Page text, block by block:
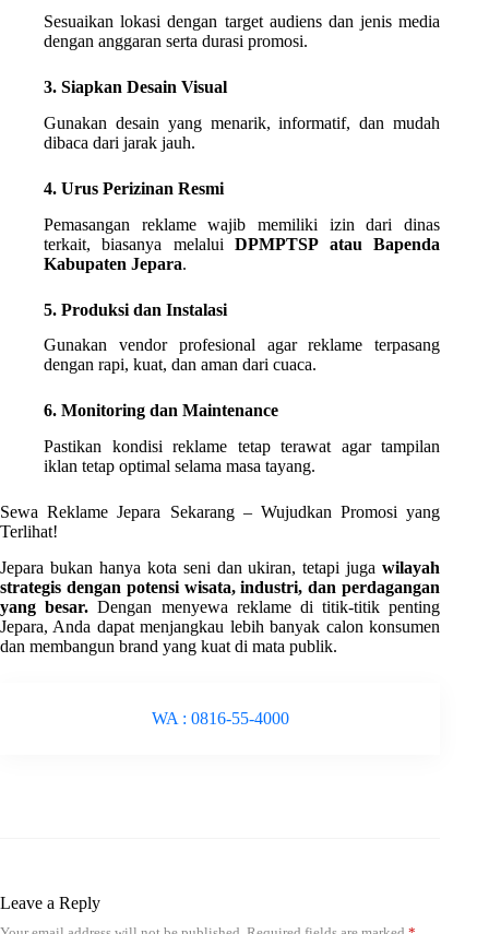
Sesuaikan lokasi dengan target audiens dan jenis media
dengan anggaran serta durasi promosi.
3. Siapkan Desain Visual
Gunakan desain yang menarik, informatif, dan mudah
dibaca dari jarak jauh.
4. Urus Perizinan Resmi
Pemasangan reklame wajib memiliki izin dari dinas
terkait, biasanya melaluiDPMPTSP atau Bapenda
Kabupaten Jepara.
5. Produksi dan Instalasi
Gunakan vendor profesional agar reklame terpasang
dengan rapi, kuat, dan aman dari cuaca.
6. Monitoring dan Maintenance
Pastikan kondisi reklame tetap terawat agar tampilan
iklan tetap optimal selama masa tayang.
Sewa Reklame Jepara Sekarang – Wujudkan Promosi yang
Terlihat!
Jepara bukan hanya kota seni dan ukiran, tetapi jugawilayah
strategis dengan potensi wisata, industri, dan perdagangan
yang besar. Dengan menyewa reklame di titik-titik penting
Jepara, Anda dapat menjangkau lebih banyak calon konsumen
dan membangun brand yang kuat di mata publik.
WA : 0816-55-4000
Leave a Reply